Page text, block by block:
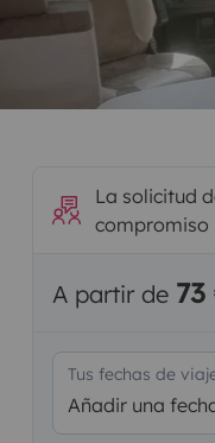
La solicitud
compromiso
A partir de 73
Tus fechas de
Añadir una